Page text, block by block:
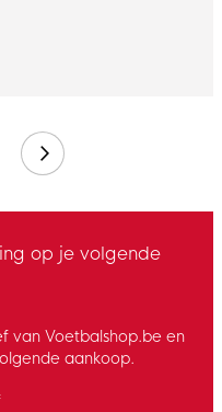
Volgende
op je volgende
van Voetbalshop.be en
aankoop.